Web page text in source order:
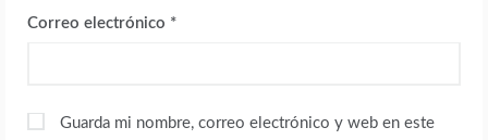
Correo electrónico *
Guarda mi nombre, correo electrónico y web en este